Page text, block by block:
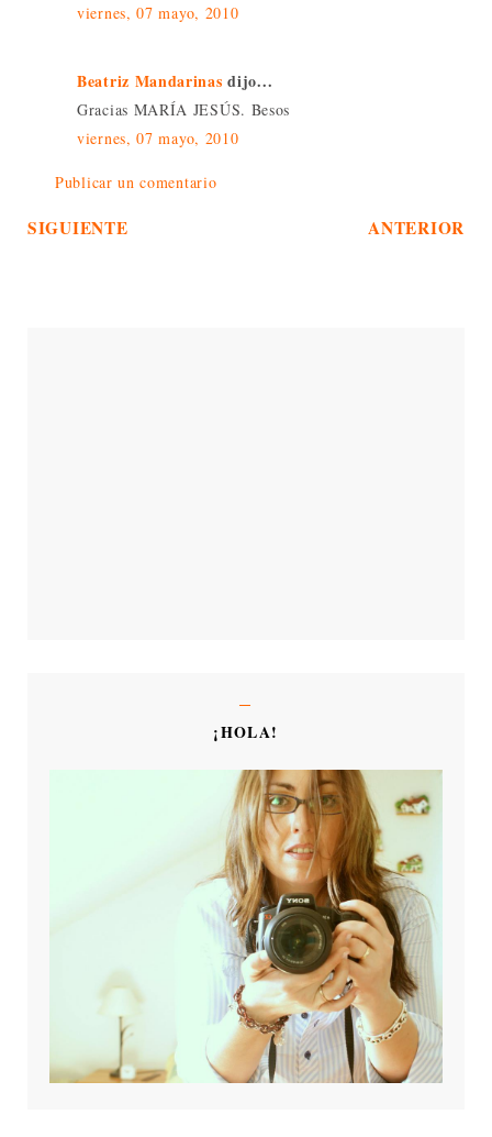
viernes, 07 mayo, 2010
Beatriz Mandarinas dijo...
Gracias MARÍA JESÚS. Besos
viernes, 07 mayo, 2010
Publicar un comentario
SIGUIENTE ANTERIOR
¡HOLA!